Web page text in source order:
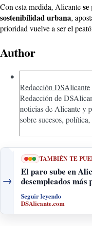
Con esta medida, Alicante
sostenibilidad urbana,
prioridad vuelve a ser el
Author
Redacción DSAlicante
Redacción de
noticias de Alicante y
sobre sucesos, política,
→
TAMBIÉN TE
El paro sube en
desempleados
Seguir leyendo
DSAlicante.com